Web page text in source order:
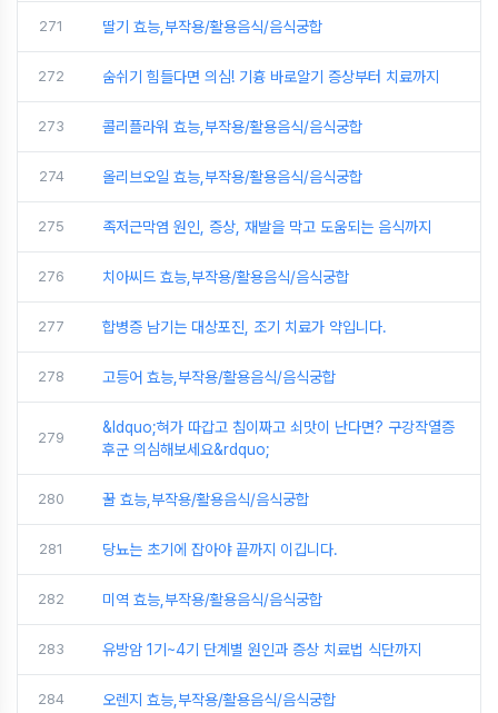
271 딸기 효능,부작용/활용음식/음식궁합
272 숨쉬기 힘들다면 의심! 기흉 바로알기 증상부터 치료까지
273 콜리플라워 효능,부작용/활용음식/음식궁합
274 올리브오일 효능,부작용/활용음식/음식궁합
275 족저근막염 원인, 증상, 재발을 막고 도움되는 음식까지
276 치아씨드 효능,부작용/활용음식/음식궁합
277 합병증 남기는 대상포진, 조기 치료가 약입니다.
278 고등어 효능,부작용/활용음식/음식궁합
279
&ldquo;혀가 따갑고 침이짜고 쇠맛이 난다면? 구강작열증
후군 의심해보세요&rdquo;
280 꿀 효능,부작용/활용음식/음식궁합
281 당뇨는 초기에 잡아야 끝까지 이깁니다.
282 미역 효능,부작용/활용음식/음식궁합
283 유방암 1기~4기 단계별 원인과 증상 치료법 식단까지
284 오렌지 효능,부작용/활용음식/음식궁합